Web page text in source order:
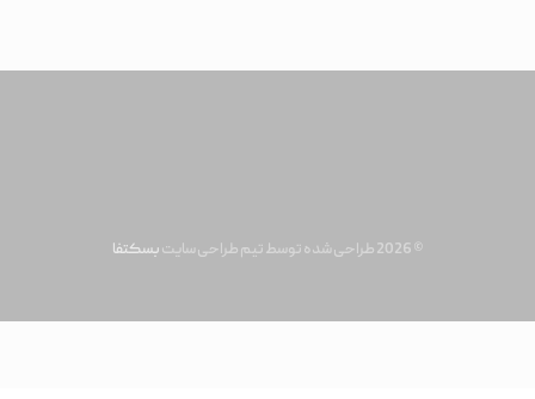
© 2026 طراحی شده توسط تیم طراحی سایت بسکتفا